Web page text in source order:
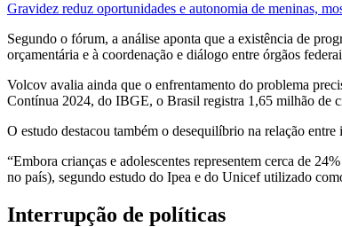
Gravidez reduz oportunidades e autonomia de meninas,
Segundo o fórum, a análise aponta que a existência de
orçamentária e à coordenação e diálogo entre órgãos
Volcov avalia ainda que o enfrentamento do problema
Contínua 2024, do IBGE, o Brasil registra 1,65 milhão de
O estudo destacou também o desequilíbrio na relação
“Embora crianças e adolescentes representem cerca de
no país), segundo estudo do Ipea e do Unicef utilizado
Interrupção de políticas